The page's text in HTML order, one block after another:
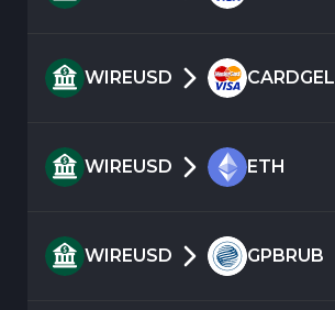
WIREUSD CARDGEL
WIREUSD ETH
WIREUSD GPBRUB